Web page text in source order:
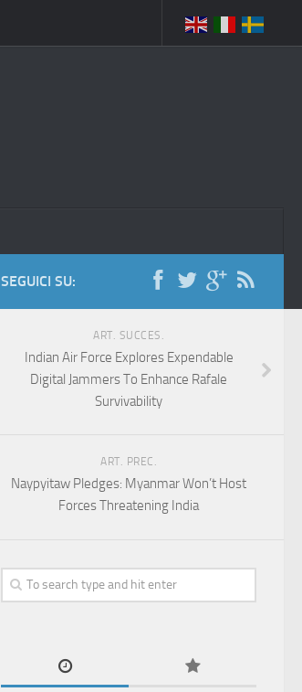
SEGUICI SU:
ART. SUCCES.
Indian Air Force Explores Expendable
Digital Jammers To Enhance Rafale
Survivability
ART. PREC.
Naypyitaw Pledges: Myanmar Won’t Host
Forces Threatening India